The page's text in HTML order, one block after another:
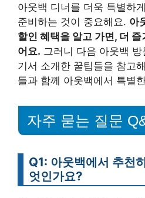
아웃백 디너를 더욱 특별하
준비하는 것이 중요해요. 아
할인 혜택을 알고 가면, 더
어요. 그러니 다음 아웃백
기서 소개한 꿀팁들을 참고
들과 함께 아웃백에서 특별
자주 묻는 질문
Q1: 아웃백에서 추천
엇인가요?